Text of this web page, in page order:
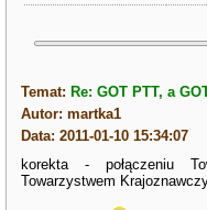
Temat: Re: GOT PTT, a
Autor: martka1
Data: 2011-01-10 15:34:07
korekta - połączeniu
Towarzystwem